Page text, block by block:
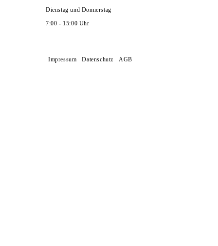
Dienstag und Donnerstag
7:00 - 15:00 Uhr
Impressum Datenschutz AGB